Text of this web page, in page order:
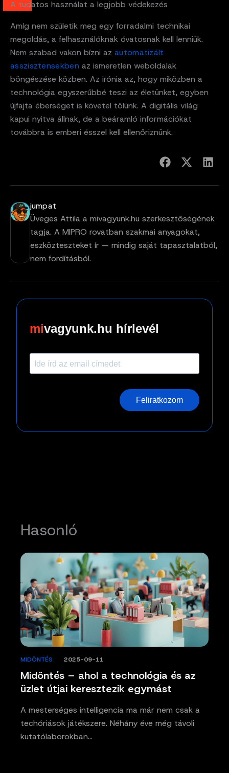
A tudatos használat a legjobb védekezés
Amíg nem születik meg egy forradalmi technikai
megoldás, a felhasználóknak óvatosnak kell lenniük.
Nem szabad vakon bízni az automatizált
asszisztensekbenaz ismeretlen weboldalak
böngészése közben. Az irónia az, hogy miközben a
technológia egyszerűbbé teszi az életünket, egyben
újfajta éberséget is követel tőlünk. A digitális világ
kapui nyitva állnak, de a beáramló információkat
továbbra is emberi ésszel kell ellenőriznünk.
jumpat
Üveges Attila a mivagyunk.hu szerkesztőségének
tagja. A MIPRO rovatban szakmai anyagokat,
eszközteszteket ír — mindig saját tapasztalatból,
nem fordításból.
vagyunk.hu hírlevél
Feliratkozom
Hasonló
Midöntés – ahol a technológia és az
üzlet útjai keresztezik egymást
MIDÖNTÉS 2025-09-11
A mesterséges intelligencia ma már nem csak a
techóriások játékszere. Néhány éve még távoli
kutatólaborokban…